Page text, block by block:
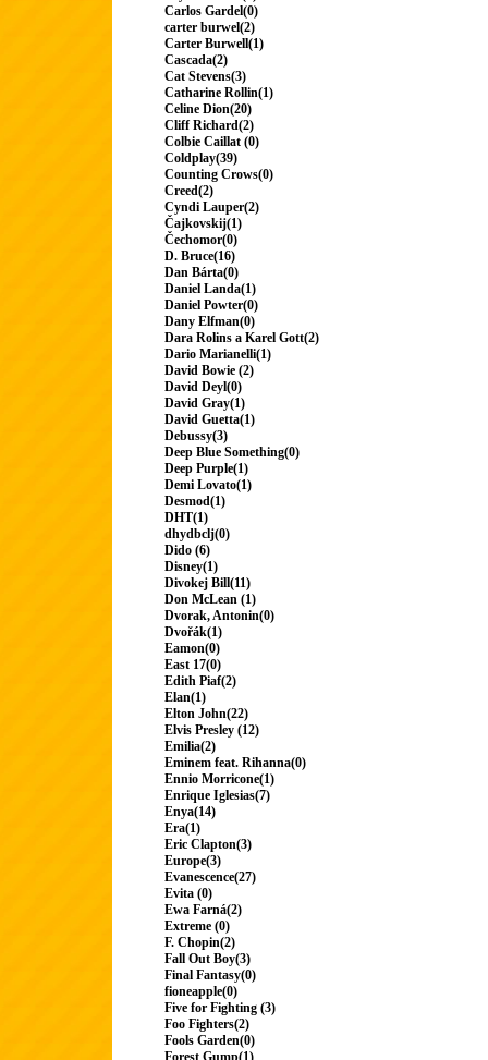
Carlos Gardel(0)
carter burwel(2)
Carter Burwell(1)
Cascada(2)
Cat Stevens(3)
Catharine Rollin(1)
Celine Dion(20)
Cliff Richard(2)
Colbie Caillat (0)
Coldplay(39)
Counting Crows(0)
Creed(2)
Cyndi Lauper(2)
Čajkovskij(1)
Čechomor(0)
D. Bruce(16)
Dan Bárta(0)
Daniel Landa(1)
Daniel Powter(0)
Dany Elfman(0)
Dara Rolins a Karel Gott(2)
Dario Marianelli(1)
David Bowie (2)
David Deyl(0)
David Gray(1)
David Guetta(1)
Debussy(3)
Deep Blue Something(0)
Deep Purple(1)
Demi Lovato(1)
Desmod(1)
DHT(1)
dhydbclj(0)
Dido (6)
Disney(1)
Divokej Bill(11)
Don McLean (1)
Dvorak, Antonin(0)
Dvořák(1)
Eamon(0)
East 17(0)
Edith Piaf(2)
Elan(1)
Elton John(22)
Elvis Presley (12)
Emilia(2)
Eminem feat. Rihanna(0)
Ennio Morricone(1)
Enrique Iglesias(7)
Enya(14)
Era(1)
Eric Clapton(3)
Europe(3)
Evanescence(27)
Evita (0)
Ewa Farná(2)
Extreme (0)
F. Chopin(2)
Fall Out Boy(3)
Final Fantasy(0)
fioneapple(0)
Five for Fighting (3)
Foo Fighters(2)
Fools Garden(0)
Forest Gump(1)